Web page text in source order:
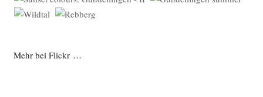
Mehr bei Flickr …